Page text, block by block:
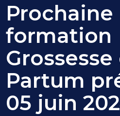
Prochaine
formation
Partum
05 juin